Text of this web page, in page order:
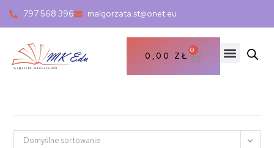
797 568 396 malgorzata.st@onet.eu
0,00 ZŁ
0
Domyślne sortowanie